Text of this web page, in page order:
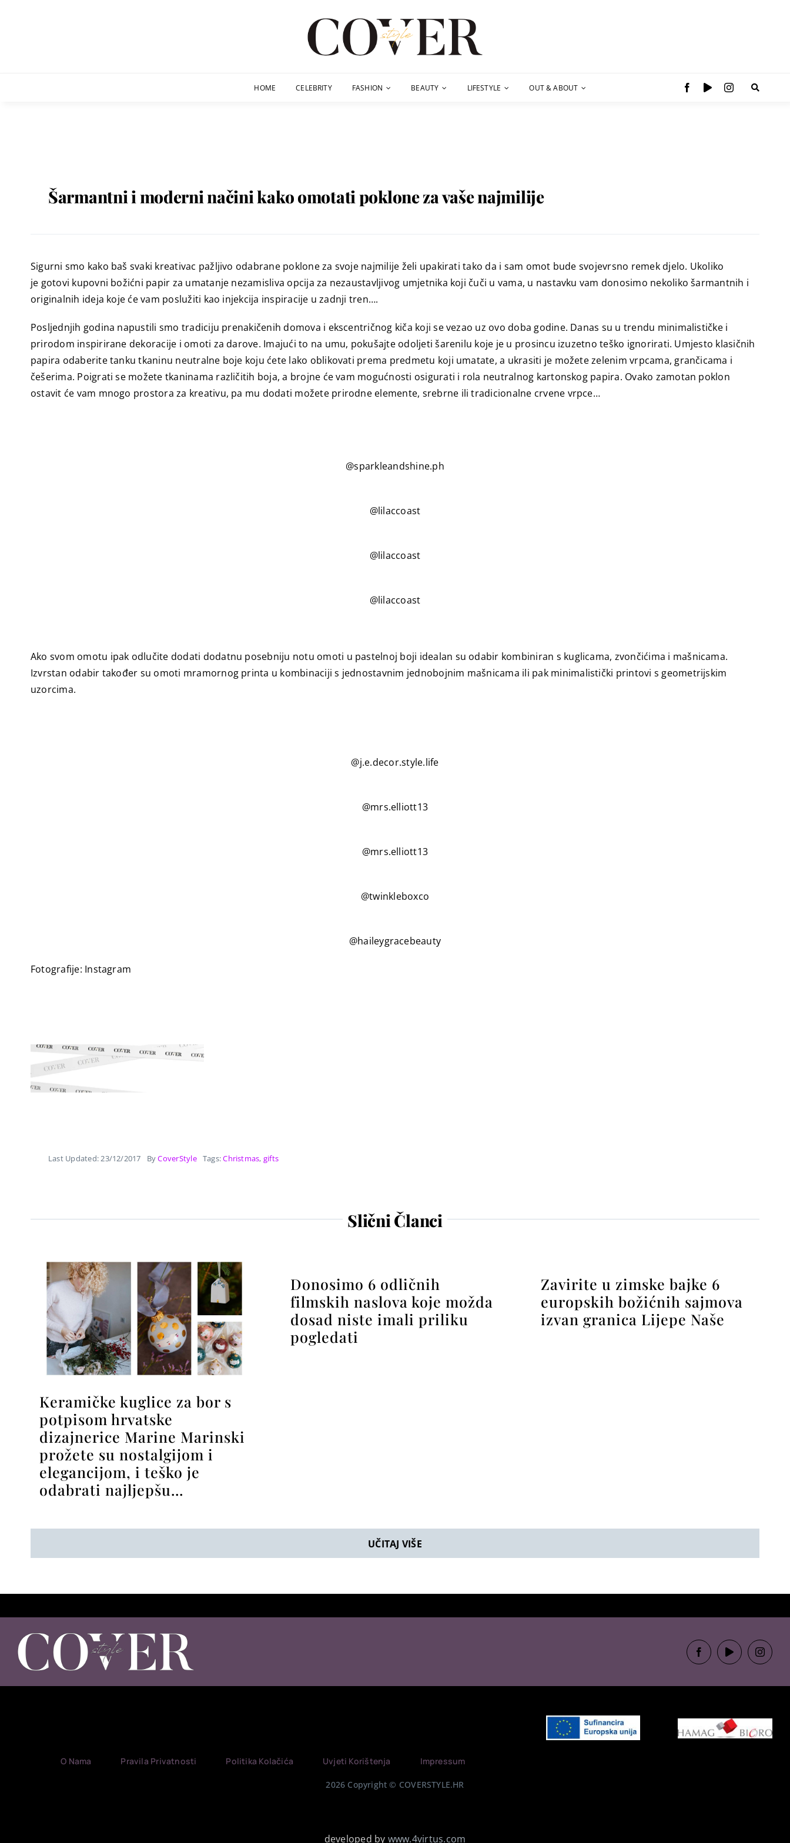
HOME CELEBRITY FASHION BEAUTY LIFESTYLE OUT & ABOUT
Šarmantni i moderni načini kako omotati poklone za vaše najmilije
Sigurni smo kako baš svaki kreativac pažljivo odabrane poklone za svoje najmilije želi upakirati tako da i sam omot bude svojevrsno remek djelo. Ukoliko
je gotovi kupovni božićni papir za umatanje nezamisliva opcija za nezaustavljivog umjetnika koji čuči u vama, u nastavku vam donosimo nekoliko šarmantnih i
originalnih ideja koje će vam poslužiti kao injekcija inspiracije u zadnji tren….
Posljednjih godina napustili smo tradiciju prenakičenih domova i ekscentričnog kiča koji se vezao uz ovo doba godine. Danas su u trendu minimalističke i
prirodom inspirirane dekoracije i omoti za darove. Imajući to na umu, pokušajte odoljeti šarenilu koje je u prosincu izuzetno teško ignorirati. Umjesto klasičnih
papira odaberite tanku tkaninu neutralne boje koju ćete lako oblikovati prema predmetu koji umatate, a ukrasiti je možete zelenim vrpcama, grančicama i
češerima. Poigrati se možete tkaninama različitih boja, a brojne će vam mogućnosti osigurati i rola neutralnog kartonskog papira. Ovako zamotan poklon
ostavit će vam mnogo prostora za kreativu, pa mu dodati možete prirodne elemente, srebrne ili tradicionalne crvene vrpce…
@sparkleandshine.ph
@lilaccoast
@lilaccoast
@lilaccoast
Ako svom omotu ipak odlučite dodati dodatnu posebniju notu omoti u pastelnoj boji idealan su odabir kombiniran s kuglicama, zvončićima i mašnicama.
Izvrstan odabir također su omoti mramornog printa u kombinaciji s jednostavnim jednobojnim mašnicama ili pak minimalistički printovi s geometrijskim
uzorcima.
@j.e.decor.style.life
@mrs.elliott13
@mrs.elliott13
@twinkleboxco
@haileygracebeauty
Fotografije: Instagram
Last Updated: 23/12/2017 ByCoverStyle Tags:Christmas, gifts
Slični Članci
Keramičke kuglice za bor s
potpisom hrvatske
dizajnerice Marine Marinski
prožete su nostalgijom i
elegancijom, i teško je
odabrati najljepšu…
Donosimo 6 odličnih
filmskih naslova koje možda
dosad niste imali priliku
pogledati
Zavirite u zimske bajke 6
europskih božićnih sajmova
izvan granica Lijepe Naše
UČITAJ VIŠE
O Nama Pravila Privatnosti Politika Kolačića Uvjeti Korištenja Impressum
2026 Copyright © COVERSTYLE.HR
developed by www.4virtus.com